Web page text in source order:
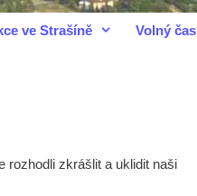
ve Strašíně Volný čas
rozhodli zkrášlit a uklidit naši